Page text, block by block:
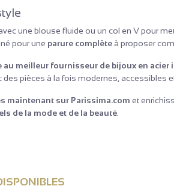
une blouse fluide ou un col en V pour
pour une parure complèteà proposer
au meilleur fournisseur de bijoux en acier
des pièces à la fois modernes, accessibles
maintenant sur Parissima.com et
de la mode et de la beauté.